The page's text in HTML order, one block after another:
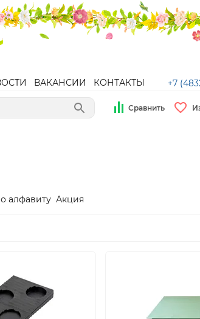
ВАКАНСИИ КОНТАКТЫ +7
Сравнить
алфавиту Акция